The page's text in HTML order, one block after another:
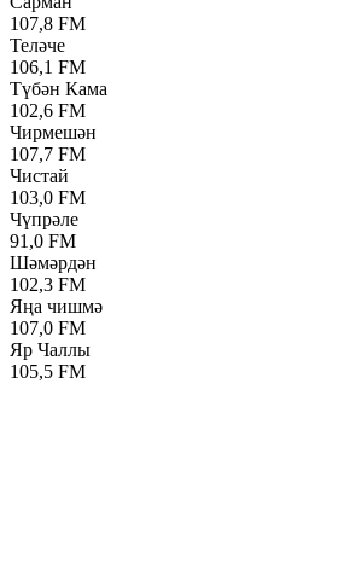
107,8 FM
Теләче
106,1 FM
Түбән Кама
102,6 FM
Чирмешән
107,7 FM
Чистай
103,0 FM
Чүпрәле
91,0 FM
Шәмәрдән
102,3 FM
Яңа чишмә
107,0 FM
Яр Чаллы
105,5 FM